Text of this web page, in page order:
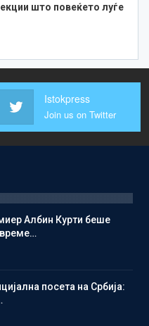
што повеќето луѓе
Istokpress
Join us on Twitter
Албин Курти беше
време…
посета на Србија: